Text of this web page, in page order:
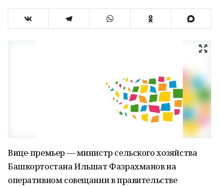
Вице-премьер — министр сельского хозяйства
Башкортостана Ильшат Фазрахманов на
оперативном совещании в правительстве